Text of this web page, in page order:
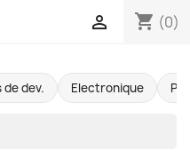
shopping_cart (0)

de dev. Electronique